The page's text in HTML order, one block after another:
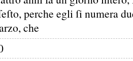
perche egli ſi numera
che